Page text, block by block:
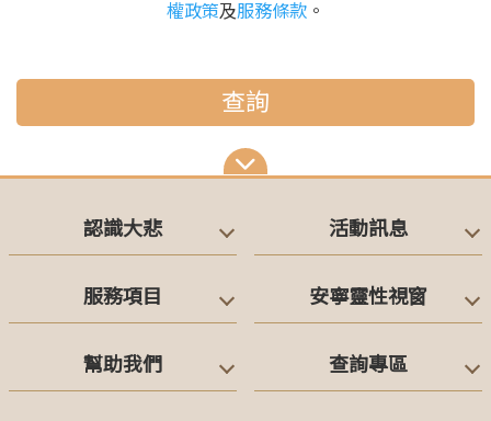
權政策及服務條款 。
查詢
認識大悲 活動訊息
服務項目 安寧靈性視窗
幫助我們 查詢專區